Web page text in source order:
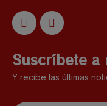
Suscríbete a
Y recibe las últimas